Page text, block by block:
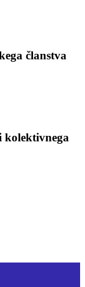
članstva
kolektivnega